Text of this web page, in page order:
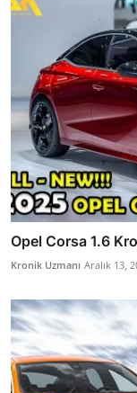
Opel Corsa 1.6
Kronik Uzmanı Aralık 13,